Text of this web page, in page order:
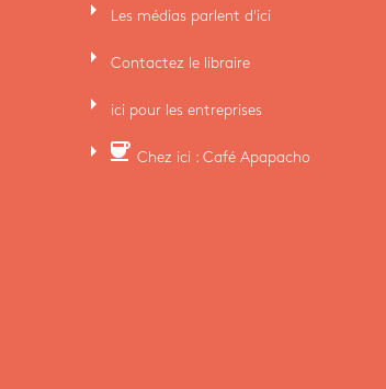
arrow_right Les médias parlent d'ici
arrow_right Contactez le libraire
arrow_right ici pour les entreprises
arrow_right coffee Chez ici : Café Apapacho